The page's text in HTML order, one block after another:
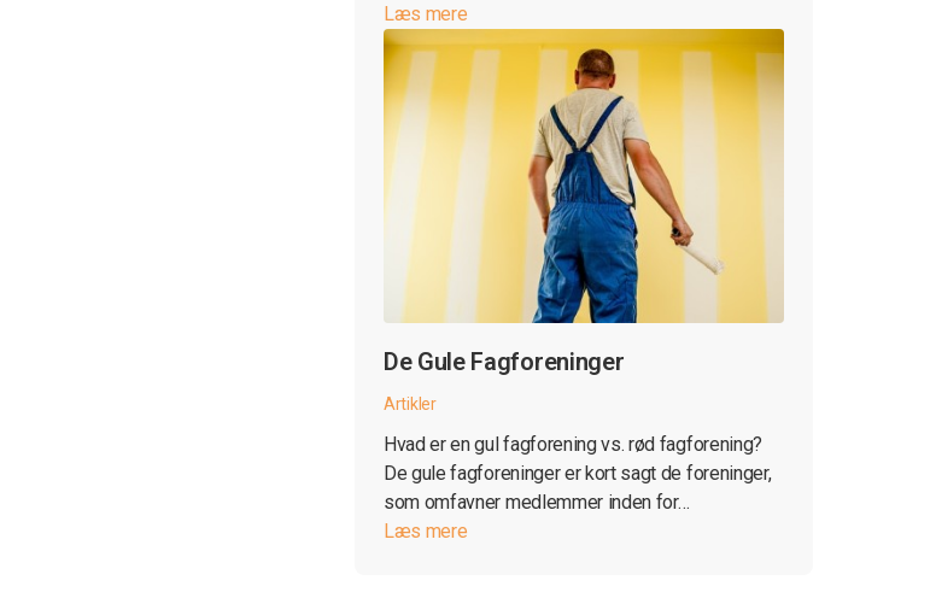
Læs mere
De Gule Fagforeninger
Artikler
Hvad er en gul fagforening vs. rød fagforening?
De gule fagforeninger er kort sagt de foreninger,
som omfavner medlemmer inden for…
Læs mere